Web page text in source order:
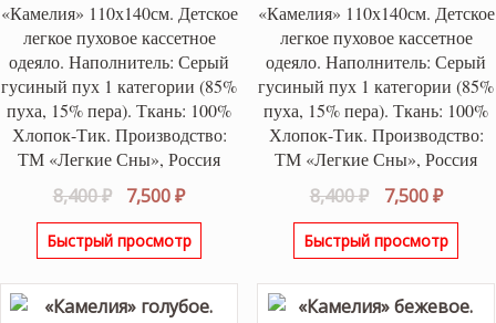
«Камелия» 110х140см. Детское
легкое пуховое кассетное
одеяло. Наполнитель: Серый
гусиный пух 1 категории (85%
пуха, 15% пера). Ткань: 100%
Хлопок-Тик. Производство:
ТМ «Легкие Сны», Россия
8,400₽
Первоначальная
цена
составляла
7,500₽Текущая
цена:
7,500 ₽.
Быстрый просмотр
«Камелия» 110х140см. Детское
легкое пуховое кассетное
одеяло. Наполнитель: Серый
гусиный пух 1 категории (85%
пуха, 15% пера). Ткань: 100%
Хлопок-Тик. Производство:
ТМ «Легкие Сны», Россия
8,400₽
цена
составляла
7,500₽
цена:
7,500
Быстрый просмотр